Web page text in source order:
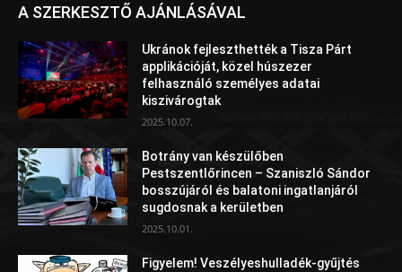
A SZERKESZTŐ AJÁNLÁSÁVAL
Ukránok fejleszthették a Tisza Párt
applikációját, közel húszezer
felhasználó személyes adatai
kiszivárogtak
2025.10.07.
Botrány van készülőben
Pestszentlőrincen – Szaniszló Sándor
bosszújáról és balatoni ingatlanjáról
sugdosnak a kerületben
2025.10.01.
Figyelem! Veszélyeshulladék-gyűjtés